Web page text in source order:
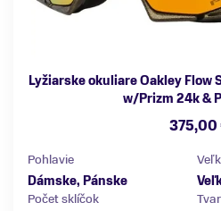
Lyžiarske okuliare Oakley Flow
w/Prizm 24k &
375,00
Pohlavie
Dámske, Pánske
Počet sklíčok